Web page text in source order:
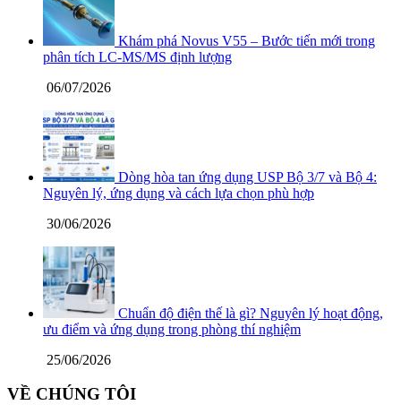
Khám phá Novus V55 – Bước tiến mới trong
phân tích LC-MS/MS định lượng
06/07/2026
Dòng hòa tan ứng dụng USP Bộ 3/7 và Bộ 4:
Nguyên lý, ứng dụng và cách lựa chọn phù hợp
30/06/2026
Chuẩn độ điện thế là gì? Nguyên lý hoạt động,
ưu điểm và ứng dụng trong phòng thí nghiệm
25/06/2026
VỀ CHÚNG TÔI